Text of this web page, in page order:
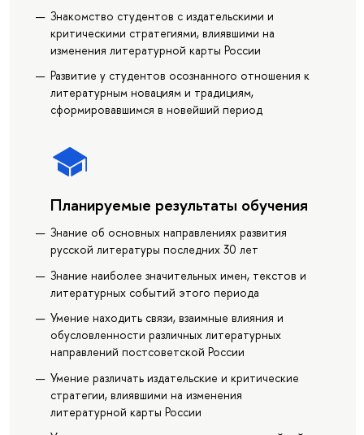
Знакомство студентов с издательскими и
критическими стратегиями, влиявшими на
изменения литературной карты России
Развитие у студентов осознанного отношения к
литературным новациям и традициям,
сформировавшимся в новейший период
Планируемые результаты обучения
Знание об основных направлениях развития
русской литературы последних 30 лет
Знание наиболее значительных имен, текстов и
литературных событий этого периода
Умение находить связи, взаимные влияния и
обусловленности различных литературных
направлений постсоветской России
Умение различать издательские и критические
стратегии, влиявшими на изменения
литературной карты России